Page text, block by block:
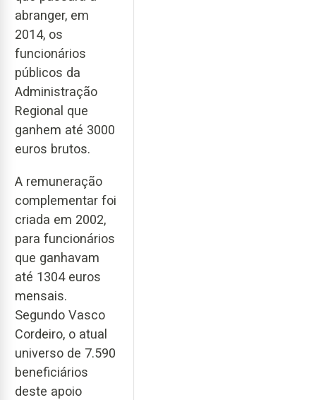
abranger, em
2014, os
funcionários
públicos da
Administração
Regional que
ganhem até 3000
euros brutos.
A remuneração
complementar foi
criada em 2002,
para funcionários
que ganhavam
até 1304 euros
mensais.
Segundo Vasco
Cordeiro, o atual
universo de 7.590
beneficiários
deste apoio